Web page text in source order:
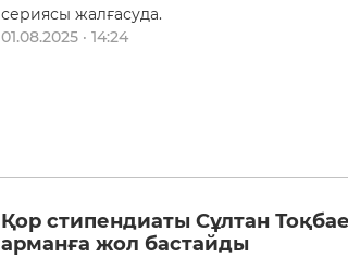
сериясы жалғасуда.
01.08.2025 · 14:24
Қор стипендиаты Сұлтан
арманға жол бастайды